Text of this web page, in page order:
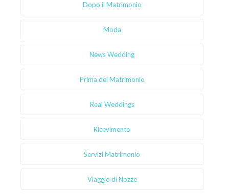
Dopo il Matrimonio
Moda
News Wedding
Prima del Matrimonio
Real Weddings
Ricevimento
Servizi Matrimonio
Viaggio di Nozze